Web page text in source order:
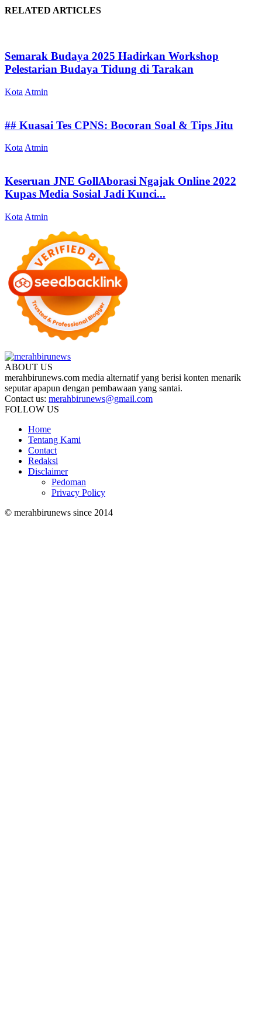
RELATED ARTICLES
Semarak Budaya 2025 Hadirkan Workshop
Pelestarian Budaya Tidung di Tarakan
Kota Atmin
## Kuasai Tes CPNS: Bocoran Soal & Tips Jitu
Kota Atmin
Keseruan JNE GollAborasi Ngajak Online 2022
Kupas Media Sosial Jadi Kunci...
Kota Atmin
ABOUT US
merahbirunews.com media alternatif yang berisi konten menarik
seputar apapun dengan pembawaan yang santai.
Contact us: merahbirunews@gmail.com
FOLLOW US
Home
Tentang Kami
Contact
Redaksi
Disclaimer
Pedoman
Privacy Policy
© merahbirunews since 2014